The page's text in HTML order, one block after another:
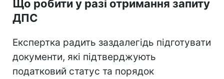
Що робити у разі отримання запиту
ДПС
Експертка радить заздалегідь підготувати
документи, які підтверджують
податковий статус та порядок